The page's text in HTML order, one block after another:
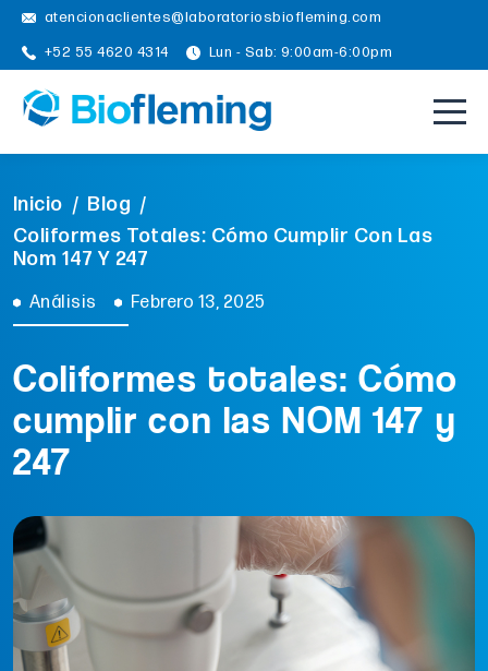
atencionaclientes@laboratoriosbiofleming.com
+52 55 4620 4314
Lun - Sab: 9:00am-6:00pm
Inicio / Blog /
Coliformes Totales: Cómo Cumplir Con Las
Nom 147 Y 247
Análisis Febrero 13, 2025
Coliformes totales: Cómo
cumplir con las NOM 147 y
247